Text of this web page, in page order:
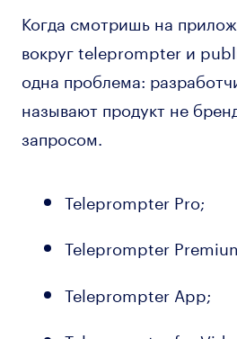
Когда смотришь на
вокруг teleprompter и
одна проблема:
называют продукт не
запросом.
Teleprompter Pro;
Teleprompter
Teleprompter App;